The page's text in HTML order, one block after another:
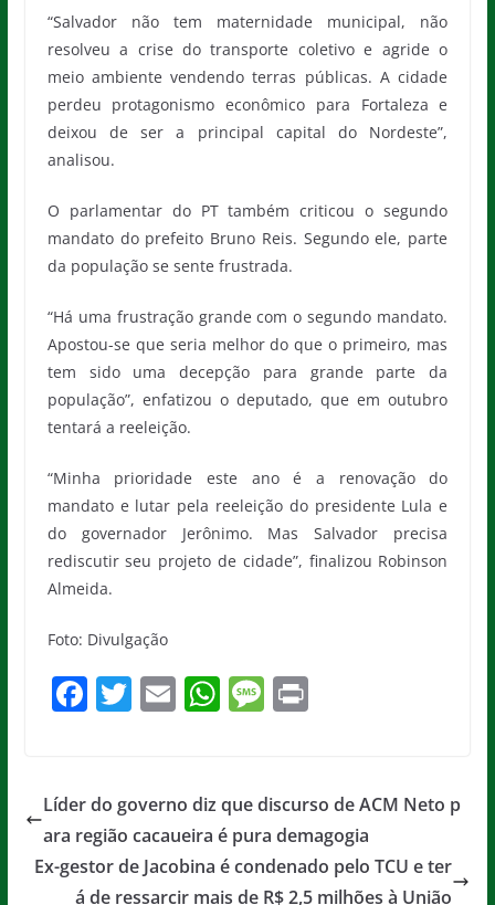
“Salvador não tem maternidade municipal, não
resolveu a crise do transporte coletivo e agride o
meio ambiente vendendo terras públicas. A cidade
perdeu protagonismo econômico para Fortaleza e
deixou de ser a principal capital do Nordeste”,
analisou.
O parlamentar do PT também criticou o segundo
mandato do prefeito Bruno Reis. Segundo ele, parte
da população se sente frustrada.
“Há uma frustração grande com o segundo mandato.
Apostou-se que seria melhor do que o primeiro, mas
tem sido uma decepção para grande parte da
população”, enfatizou o deputado, que em outubro
tentará a reeleição.
“Minha prioridade este ano é a renovação do
mandato e lutar pela reeleição do presidente Lula e
do governador Jerônimo. Mas Salvador precisa
rediscutir seu projeto de cidade”, finalizou Robinson
Almeida.
Foto: Divulgação
F
e
b
o
T
er
E
l
W
s
A
p
M
a
g
e
Pr
Líder do governo diz que discurso de ACM Neto p
ara região cacaueira é pura demagogia
Ex-gestor de Jacobina é condenado pelo TCU e ter
á de ressarcir mais de R$ 2,5 milhões à União